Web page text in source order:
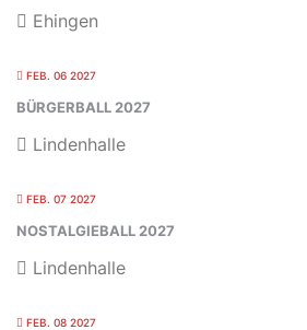
Ehingen
FEB. 06 2027
BÜRGERBALL 2027
Lindenhalle
FEB. 07 2027
NOSTALGIEBALL 2027
Lindenhalle
FEB. 08 2027